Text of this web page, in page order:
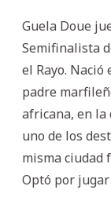
Guela Doue
Semifinalista
el Rayo. Nació
padre
africana, en la
uno de los
misma ciudad
Optó por jugar